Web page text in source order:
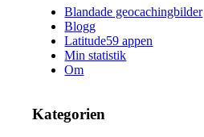
Blandade geocachingbilder
Blogg
Latitude59 appen
Min statistik
Om
Kategorien